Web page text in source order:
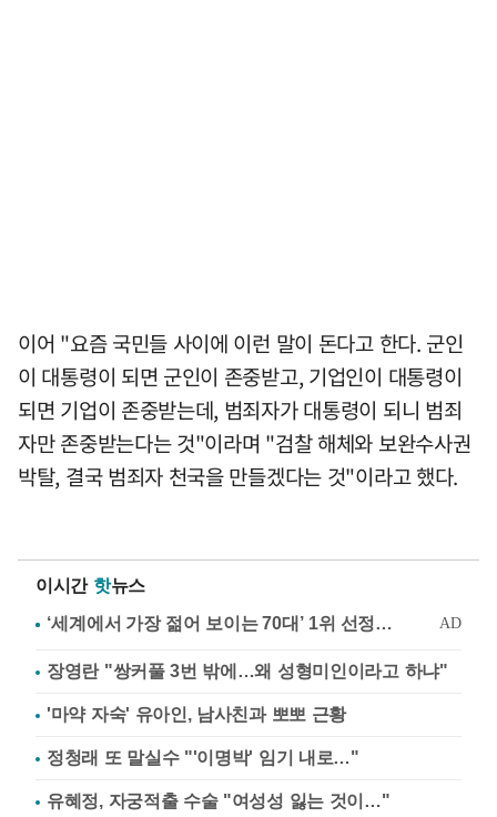
이어 "요즘 국민들 사이에 이런 말이 돈다고 한다. 군인
이 대통령이 되면 군인이 존중받고, 기업인이 대통령이
되면 기업이 존중받는데, 범죄자가 대통령이 되니 범죄
자만 존중받는다는 것"이라며 "검찰 해체와 보완수사권
박탈, 결국 범죄자 천국을 만들겠다는 것"이라고 했다.
이시간 핫뉴스
장영란 "쌍커풀 3번 밖에…왜 성형미인이라고 하냐"
'마약 자숙' 유아인, 남사친과 뽀뽀 근황
정청래 또 말실수 "'이명박' 임기 내로…"
유혜정, 자궁적출 수술 "여성성 잃는 것이…"